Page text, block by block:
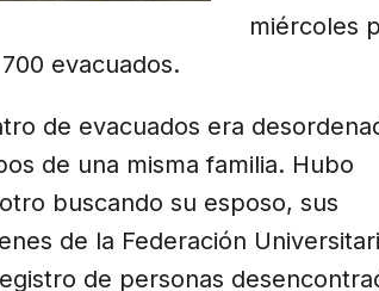
miércoles
evacuados.
de evacuados era
de una misma familia. Hubo
buscando su esposo, sus
de la Federación
de personas